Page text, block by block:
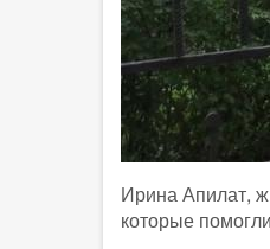
Ирина Апилат,
которые